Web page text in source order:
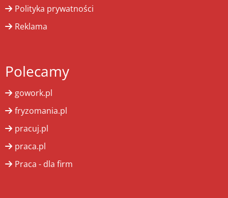
Polityka prywatności
Reklama
Polecamy
gowork.pl
fryzomania.pl
pracuj.pl
praca.pl
Praca - dla firm